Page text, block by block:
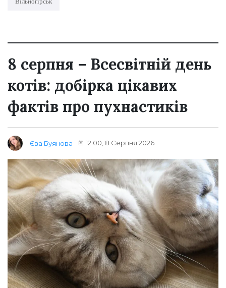
8 серпня – Всесвітній день
котів: добірка цікавих
фактів про пухнастиків
Єва Буянова 12:00, 8 Серпня 2026